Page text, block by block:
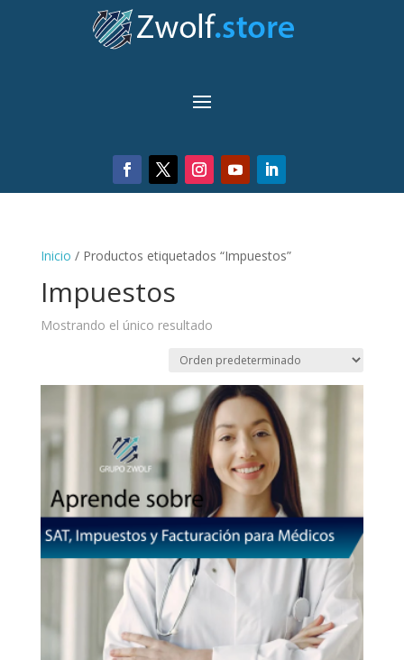
Inicio / Productos etiquetados “Impuestos”
Impuestos
Mostrando el único resultado